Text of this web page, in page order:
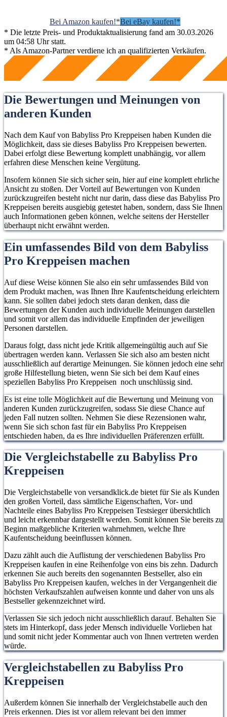
Bei Amazon kaufen!*Bei eBay kaufen!*
* Die letzte Preis- und Produktaktualisierung fand am 30.03.2026
um 04:58 Uhr statt.
* Als Amazon-Partner verdiene ich an qualifizierten Verkäufen.
Die Bewertungen und Meinungen von
anderen Kunden
Nach dem Kauf von Babyliss Pro Kreppeisen haben Kunden die
Möglichkeit, dass sie dieses Babyliss Pro Kreppeisen bewerten.
Dabei erfolgt diese Bewertung komplett unabhängig, vor allem
erfahren diese Menschen keine Vergütung.
Insofern können Sie sich sicher sein, hier auf eine komplett ehrliche
Ansicht zu stoßen. Der Vorteil auf Bewertungen von Kunden
zurückzugreifen besteht nicht nur darin, dass diese das Babyliss Pro
Kreppeisen bereits ausgiebig getestet haben, sondern, dass Sie Ihnen
auch Informationen geben können, welche seitens der Hersteller
überhaupt nicht erwähnt werden.
Ein umfassendes Bild von dem Babyliss
Pro Kreppeisen machen
Auf diese Weise können Sie also ein sehr umfassendes Bild von
dem Produkt machen, was Ihnen Ihre Kaufentscheidung erleichtern
kann. Sie sollten dabei jedoch stets daran denken, dass die
Bewertungen der Kunden auch individuelle Meinungen darstellen
und somit vor allem das individuelle Empfinden der jeweiligen
Personen darstellen.
Daraus folgt, dass nicht jede Kritik allgemeingültig auch auf Sie
übertragen werden kann. Verlassen Sie sich also am besten nicht
ausschließlich auf derartige Meinungen. Sie können jedoch eine sehr
große Hilfestellung bieten, wenn Sie sich bei dem Kauf eines
speziellen Babyliss Pro Kreppeisen noch unschlüssig sind.
Es ist eine tolle Möglichkeit auf die Bewertung und Meinung von
anderen Kunden zurückzugreifen, sodass Sie diese Chance auf
jeden Fall nutzen sollten. Nehmen Sie diese Rezensionen wahr,
wenn Sie sich schon fast für ein Babyliss Pro Kreppeisen
entschieden haben, da es Ihre individuellen Präferenzen erfüllt.
Die Vergleichstabelle zu Babyliss Pro
Kreppeisen
Die Vergleichstabelle von versandklick.de bietet für Sie als Kunden
den großen Vorteil, dass sämtliche Eigenschaften, Vor- und
Nachteile eines Babyliss Pro Kreppeisen Testsieger übersichtlich
und leicht erkennbar dargestellt werden. Somit können Sie bereits zu
Beginn maßgebliche Kriterien wahrnehmen, welche Ihre
Kaufentscheidung beeinflussen können.
Dazu zählt auch die Auflistung der verschiedenen Babyliss Pro
Kreppeisen kaufen in eine Reihenfolge von eins bis zehn. Dadurch
erkennen Sie auch bereits den sogenannten Bestseller, also ein
Babyliss Pro Kreppeisen kaufen, welches in der Vergangenheit die
höchsten Verkaufszahlen aufweisen konnte und daher von uns als
Bestseller gekennzeichnet wird.
Verlassen Sie sich jedoch nicht ausschließlich darauf. Behalten Sie
stets im Hinterkopf, dass jeder Mensch individuelle Vorlieben hat
und somit nicht jeder Kommentar auch von Ihnen vertreten werden
würde.
Vergleichstabellen zu Babyliss Pro
Kreppeisen
Außerdem können Sie innerhalb der Vergleichstabelle auch den
Preis erkennen. Dies ist vor allem relevant bei den immer